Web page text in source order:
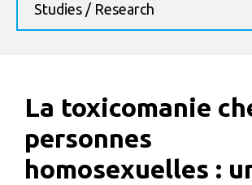
Studies / Research
La toxicomanie
personnes
homosexuelles :